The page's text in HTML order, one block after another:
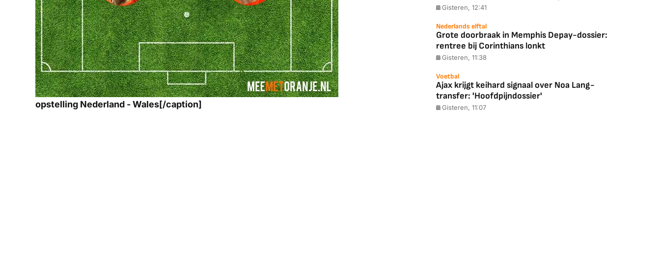
opstelling Nederland - Wales[/caption]
Gisteren, 12:41
Nederlands elftal
Grote doorbraak in Memphis Depay-dossier:
rentree bij Corinthians lonkt
Gisteren, 11:38
Voetbal
Ajax krijgt keihard signaal over Noa Lang-
transfer: 'Hoofdpijndossier'
Gisteren, 11:07